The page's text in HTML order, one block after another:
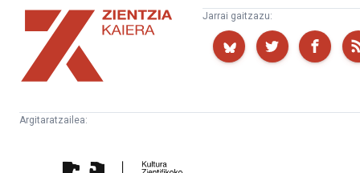
Zientzia
Kaiera
Jarrai gaitzazu:
Argitaratzailea:
Zientifikoko